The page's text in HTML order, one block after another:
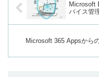
Microsoft
バイス管
Microsoft 365 Appsから